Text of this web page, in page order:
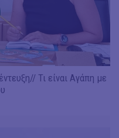
Τι είναι Αγάπη με